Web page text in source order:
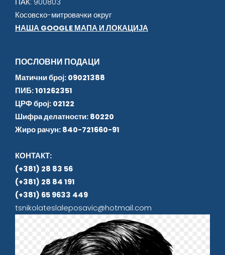
ПАК: 900803
Косовско-митровачки округ
НАША GOOGLE МАПА И ЛОКАЦИЈА
ПОСЛОВНИ ПОДАЦИ
Матични број: 09021388
ПИБ: 101262351
ЦРФ број: 02122
Шифра делатности: 80220
Жиро рачун: 840-721660-91
КОНТАКТ:
(+381) 28 83 56
(+381) 28 84 191
(+381) 65 9633 449
tsnikolateslaleposavic@hotmail.com